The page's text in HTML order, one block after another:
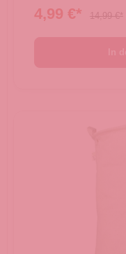
4,99 €* 14,99 €*